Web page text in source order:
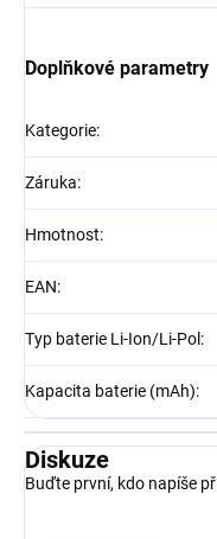
Doplňkové parametry
Kategorie:
Záruka:
Hmotnost:
EAN:
Typ baterie Li-Ion/Li-Pol :
Kapacita baterie (mAh):
Diskuze
Buďte první, kdo napíše